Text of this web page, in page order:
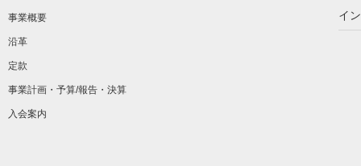
事業概要
沿革
定款
事業計画・予算/報告・決算
入会案内
イ